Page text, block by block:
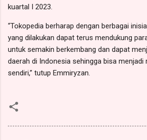
kuartal I 2023.
“Tokopedia berharap dengan berbagai
yang dilakukan dapat terus mendukung
untuk semakin berkembang dan dapat
daerah di Indonesia sehingga bisa menjadi
sendiri,” tutup Emmiryzan.